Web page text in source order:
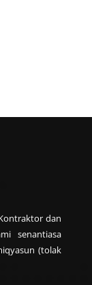
dan
senantiasa
(tolak